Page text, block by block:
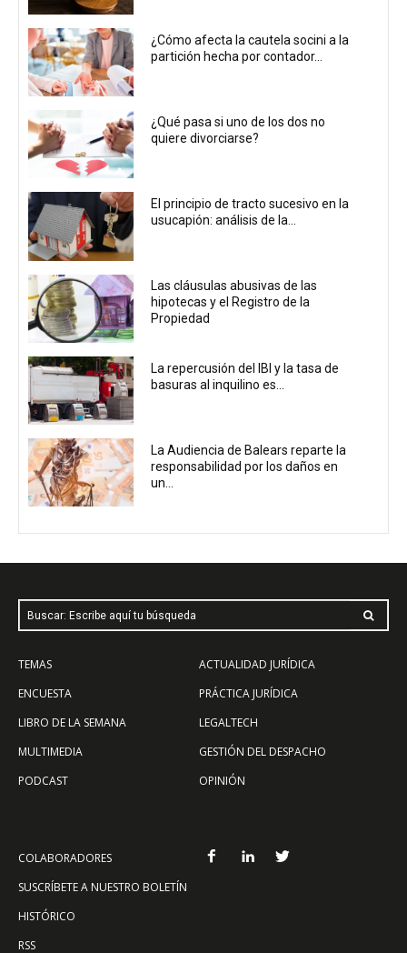
¿Cómo afecta la cautela socini a la
partición hecha por contador...
¿Qué pasa si uno de los dos no
quiere divorciarse?
El principio de tracto sucesivo en la
usucapión: análisis de la...
Las cláusulas abusivas de las
hipotecas y el Registro de la
Propiedad
La repercusión del IBI y la tasa de
basuras al inquilino es...
La Audiencia de Balears reparte la
responsabilidad por los daños en
un...
Buscar: Escribe aquí tu búsqueda
TEMAS
ENCUESTA
LIBRO DE LA SEMANA
MULTIMEDIA
PODCAST
ACTUALIDAD JURÍDICA
PRÁCTICA JURÍDICA
LEGALTECH
GESTIÓN DEL DESPACHO
OPINIÓN
COLABORADORES
SUSCRÍBETE A NUESTRO BOLETÍN
HISTÓRICO
RSS